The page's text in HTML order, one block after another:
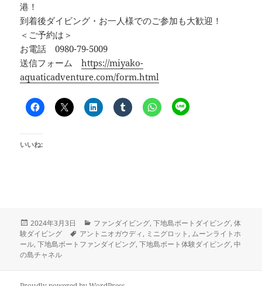
港！
到着後ダイビング・お一人様でのご参加も大歓迎！
＜ご予約は＞
お電話 0980-79-5009
送信フォームhttps://miyako-
aquaticadventure.com/form.html
いいね:
投
稿
日:
2024年3月3日
カ
テ
ゴ
ファンダイビング,下地島ボートダイビング,体
験ダイビング
タ
グ
アントニオガウディ, ミニグロット , ムーンライトホ
ール,下地島ボートファンダイビング,下地島ボート体験ダイビング,中
の島チャネル